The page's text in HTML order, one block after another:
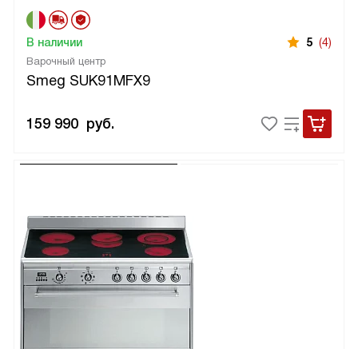
Варочный центр
Smeg SUK91MFX9
В наличии 5 (4)
159 990 руб.